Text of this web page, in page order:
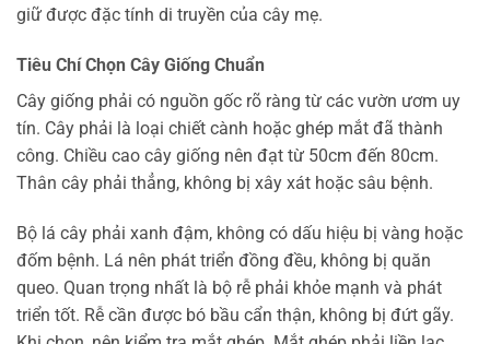
giữ được đặc tính di truyền của cây mẹ.
Tiêu Chí Chọn Cây Giống Chuẩn
Cây giống phải có nguồn gốc rõ ràng từ các vườn ươm uy
tín. Cây phải là loại chiết cành hoặc ghép mắt đã thành
công. Chiều cao cây giống nên đạt từ 50cm đến 80cm.
Thân cây phải thẳng, không bị xây xát hoặc sâu bệnh.
Bộ lá cây phải xanh đậm, không có dấu hiệu bị vàng hoặc
đốm bệnh. Lá nên phát triển đồng đều, không bị quăn
queo. Quan trọng nhất là bộ rễ phải khỏe mạnh và phát
triển tốt. Rễ cần được bó bầu cẩn thận, không bị đứt gãy.